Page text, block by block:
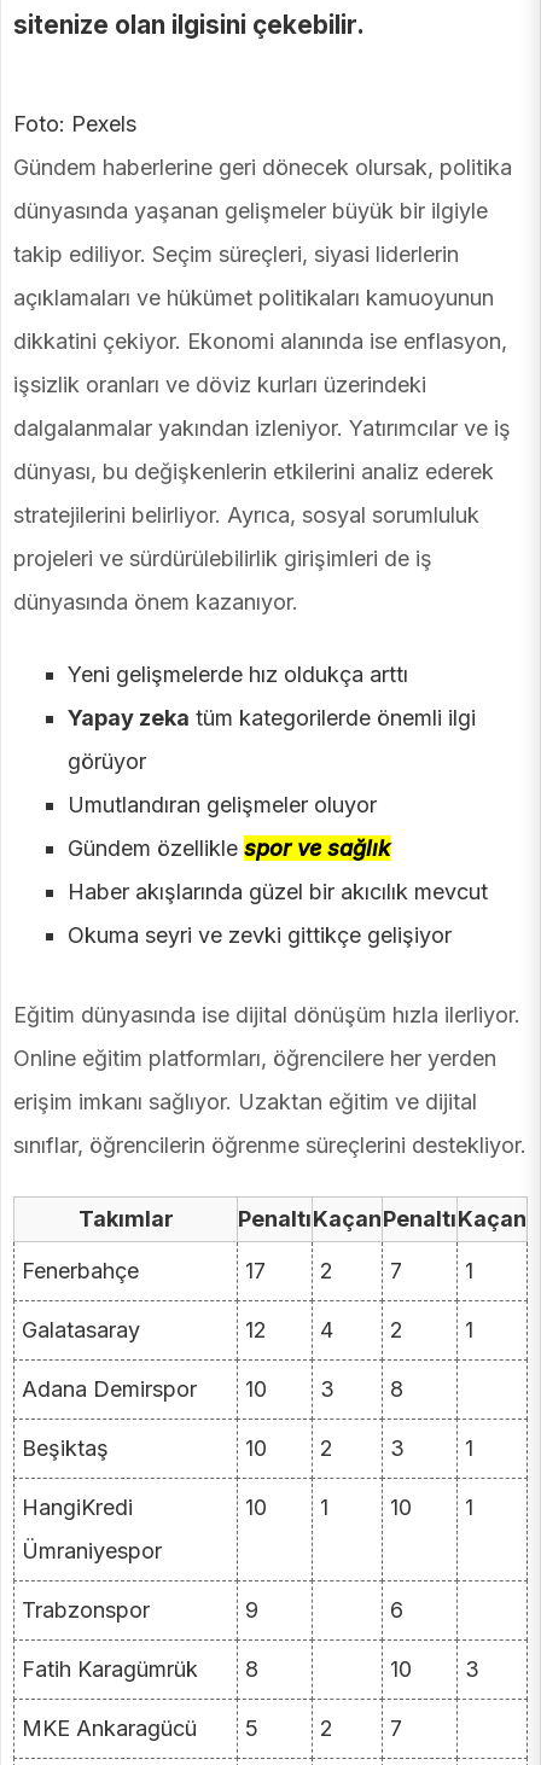
sitenize olan ilgisini çekebilir.
Foto: Pexels
Gündem haberlerine geri dönecek olursak, politika
dünyasında yaşanan gelişmeler büyük bir ilgiyle
takip ediliyor. Seçim süreçleri, siyasi liderlerin
açıklamaları ve hükümet politikaları kamuoyunun
dikkatini çekiyor. Ekonomi alanında ise enflasyon,
işsizlik oranları ve döviz kurları üzerindeki
dalgalanmalar yakından izleniyor. Yatırımcılar ve iş
dünyası, bu değişkenlerin etkilerini analiz ederek
stratejilerini belirliyor. Ayrıca, sosyal sorumluluk
projeleri ve sürdürülebilirlik girişimleri de iş
dünyasında önem kazanıyor.
Yeni gelişmelerde hız oldukça arttı
Yapay zeka tüm kategorilerde önemli ilgi
görüyor
Umutlandıran gelişmeler oluyor
Gündem özellikle spor ve sağlık
Haber akışlarında güzel bir akıcılık mevcut
Okuma seyri ve zevki gittikçe gelişiyor
Eğitim dünyasında ise dijital dönüşüm hızla ilerliyor.
Online eğitim platformları, öğrencilere her yerden
erişim imkanı sağlıyor. Uzaktan eğitim ve dijital
sınıflar, öğrencilerin öğrenme süreçlerini destekliyor.
Takımlar PenaltıKaçanPenaltıKaçan
Fenerbahçe 17 2 7 1
Galatasaray 12 4 2 1
Adana Demirspor 10 3 8
Beşiktaş 10 2 3 1
HangiKredi
Ümraniyespor
10 1 10 1
Trabzonspor 9 6
Fatih Karagümrük 8 10 3
MKE Ankaragücü 5 2 7